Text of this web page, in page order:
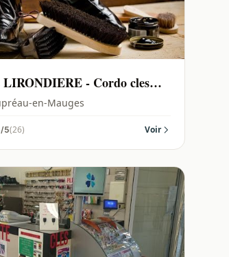
- Cordo cles
en-Mauges - 49600
en-Mauges
5(26) Voir